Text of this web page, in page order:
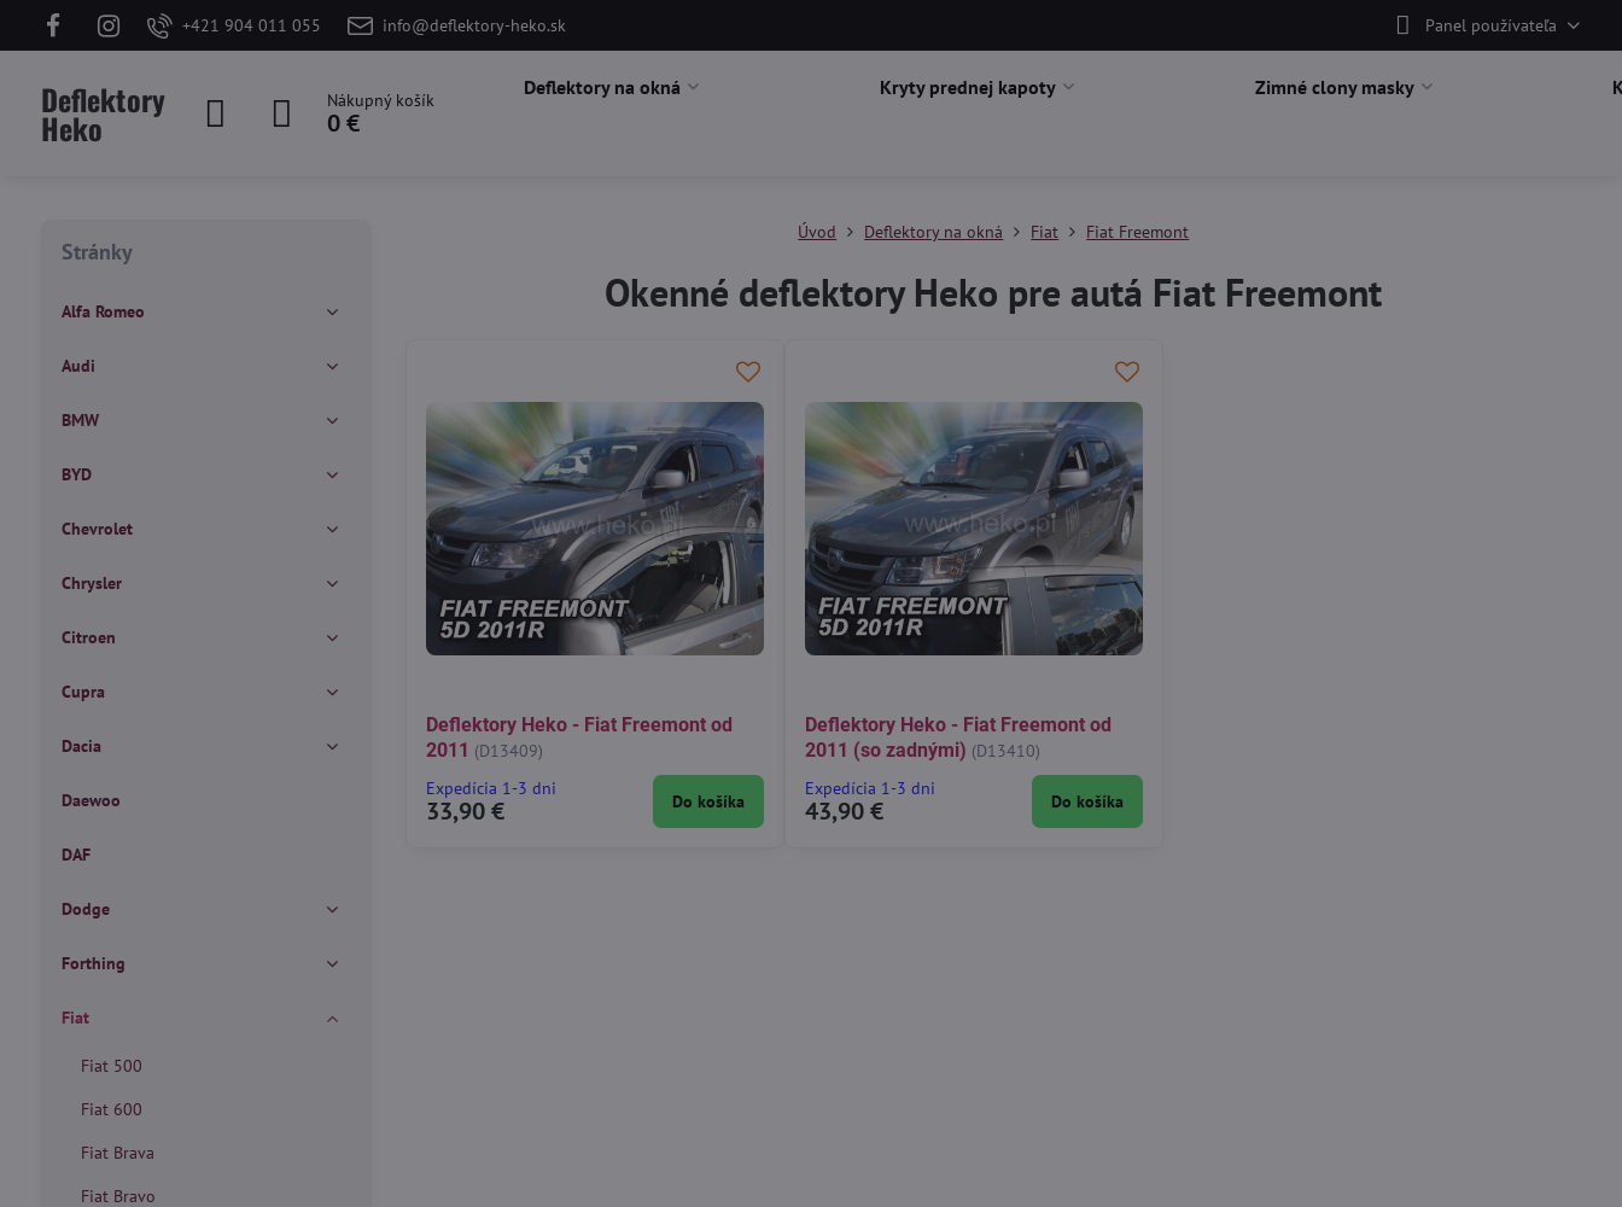
+421 904 011 055 info@deflektory-heko.sk Panel používateľa
Deflektory
Heko
Nákupný košík
0 €
Deflektory na okná Kryty prednej kapoty Zimné clony masky
Úvod Deflektory na okná Fiat Fiat Freemont
Okenné deflektory Heko pre autá Fiat Freemont
Deflektory Heko - Fiat Freemont od
2011 (D13409)
Expedícia 1-3 dni
33,90 € Do košíka
Deflektory Heko - Fiat Freemont od
2011 (so zadnými) (D13410)
Expedícia 1-3 dni
43,90 € Do košíka
Stránky
Alfa Romeo
Audi
BMW
BYD
Chevrolet
Chrysler
Citroen
Cupra
Dacia
Daewoo
DAF
Dodge
Forthing
Fiat
Fiat 500
Fiat 600
Fiat Brava
Fiat Bravo